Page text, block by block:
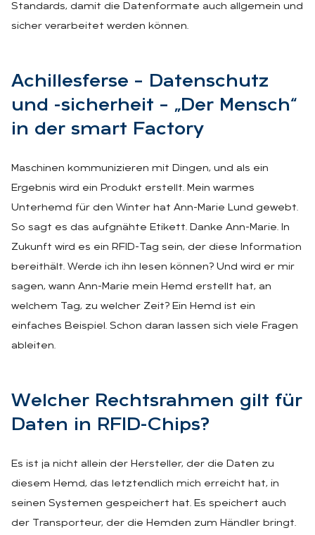
Standards, damit die Datenformate auch allgemein und
sicher verarbeitet werden können.
Achil­les­fer­se – Da­ten­schutz
und -si­cher­heit – „Der Mensch“
in der smart Fac­to­ry
Maschinen kommunizieren mit Dingen, und als ein
Ergebnis wird ein Produkt erstellt. Mein warmes
Unterhemd für den Winter hat Ann-Marie Lund gewebt.
So sagt es das aufgnähte Etikett. Danke Ann-Marie. In
Zukunft wird es ein RFID-Tag sein, der diese Information
bereithält. Werde ich ihn lesen können? Und wird er mir
sagen, wann Ann-Marie mein Hemd erstellt hat, an
welchem Tag, zu welcher Zeit? Ein Hemd ist ein
einfaches Beispiel. Schon daran lassen sich viele Fragen
ableiten.
Wel­cher Rechts­rah­men gilt für
Da­ten in RFID-Chips?
Es ist ja nicht allein der Hersteller, der die Daten zu
diesem Hemd, das letztendlich mich erreicht hat, in
seinen Systemen gespeichert hat. Es speichert auch
der Transporteur, der die Hemden zum Händler bringt.